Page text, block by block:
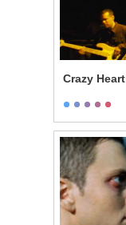
Crazy